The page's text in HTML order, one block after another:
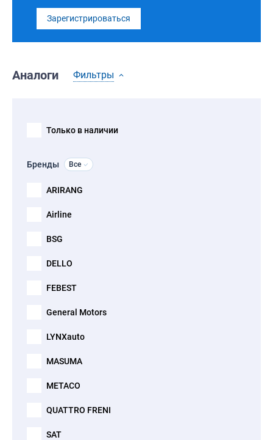
Зарегистрироваться
Аналоги Фильтры
Только в наличии
Бренды Все
ARIRANG
Airline
BSG
DELLO
FEBEST
General Motors
LYNXauto
MASUMA
METACO
QUATTRO FRENI
SAT